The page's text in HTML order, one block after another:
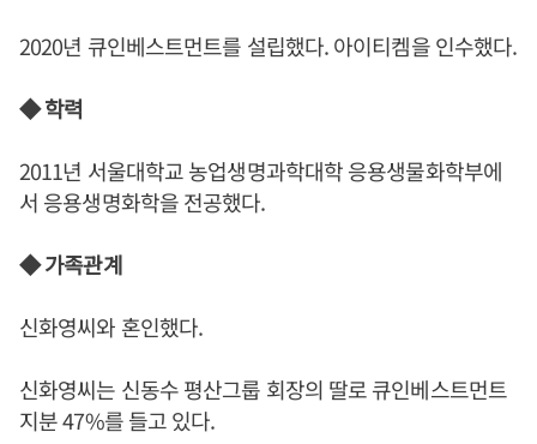
2020년 큐인베스트먼트를 설립했다. 아이티켐을 인수했다.
◆ 학력
2011년 서울대학교 농업생명과학대학 응용생물화학부에
서 응용생명화학을 전공했다.
◆ 가족관계
신화영씨와 혼인했다.
신화영씨는 신동수 평산그룹 회장의 딸로 큐인베스트먼트
지분 47%를 들고 있다.